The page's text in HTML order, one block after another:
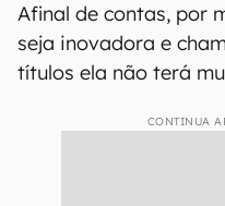
Afinal de contas, por
seja inovadora e
títulos ela não terá
CONTINUA